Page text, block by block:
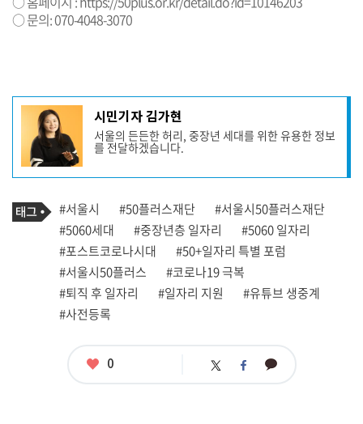
○ 문의: 070-4048-3070
기
작
성
자
프
필
시민기자 김가현
서울의 든든한 허리, 중장년 세대를 위한 유용한 정보
를 전달하겠습니다.
기
사
관
련
태
그
태
그
#서울시 #50플러스재단
#서울시50플러스재단
#5060세대
#중장년층 일자리
#5060 일자리
#포스트코로나시대
#50+일자리 특별 포럼
#서울시50플러스
#코로나19 극복
#퇴직 후 일자리
#일자리 지원
#유튜브 생중계
#사전등록
좋
0 트 페 카